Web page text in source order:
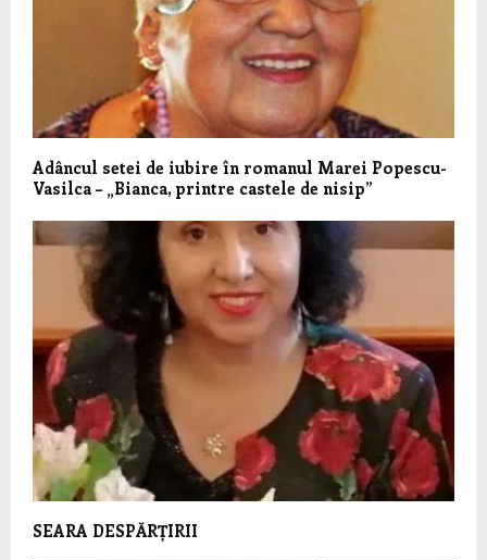
Adâncul setei de iubire în romanul Marei Popescu-
Vasilca – „Bianca, printre castele de nisip”
SEARA DESPĂRȚIRII